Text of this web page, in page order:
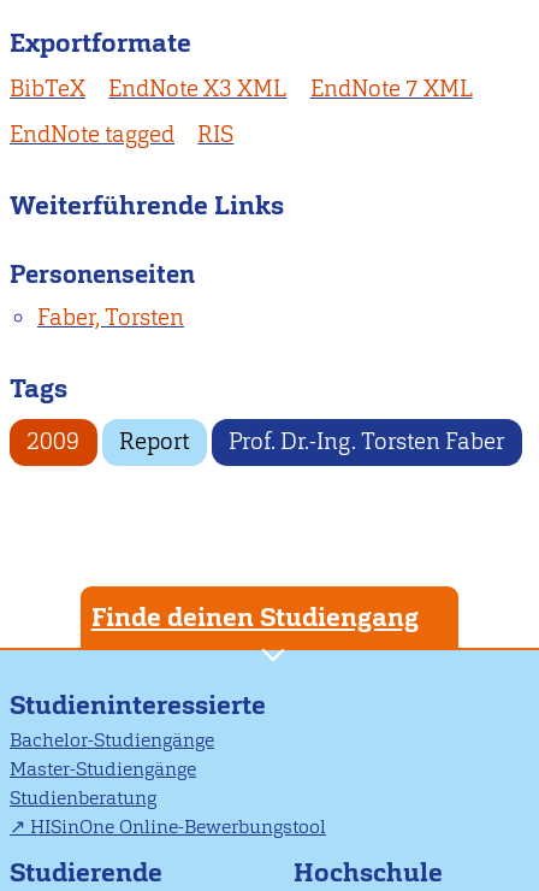
Exportformate
BibTeX EndNote X3 XML
EndNote 7 XML
EndNote tagged
RIS
Weiterführende Links
Personenseiten
Faber, Torsten
Tags
2009 Report Prof. Dr.-Ing. Torsten Faber
Finde deinen Studiengang
Studieninteressierte
Bachelor-Studiengänge
Master-Studiengänge
Studienberatung
HISinOne Online-Bewerbungstool
Studierende Hochschule